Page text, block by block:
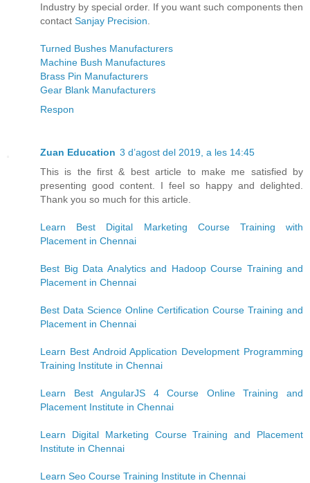
Industry by special order. If you want such components then
contact Sanjay Precision.
Turned Bushes Manufacturers
Machine Bush Manufactures
Brass Pin Manufacturers
Gear Blank Manufacturers
Respon
Zuan Education 3 d’agost del 2019, a les 14:45
This is the first & best article to make me satisfied by
presenting good content. I feel so happy and delighted.
Thank you so much for this article.
Learn Best Digital Marketing Course Training with
Placement in Chennai
Best Big Data Analytics and Hadoop Course Training and
Placement in Chennai
Best Data Science Online Certification Course Training and
Placement in Chennai
Learn Best Android Application Development Programming
Training Institute in Chennai
Learn Best AngularJS 4 Course Online Training and
Placement Institute in Chennai
Learn Digital Marketing Course Training and Placement
Institute in Chennai
Learn Seo Course Training Institute in Chennai